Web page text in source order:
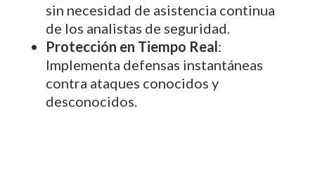
sin necesidad de asistencia continua
de los analistas de seguridad.
Protección en Tiempo Real:
Implementa defensas instantáneas
contra ataques conocidos y
desconocidos.